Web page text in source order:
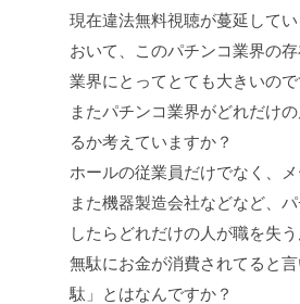
現在違法無料視聴が蔓延して
おいて、このパチンコ業界の
業界にとってとても大きいので
またパチンコ業界がどれだけ
るか考えていますか？
ホールの従業員だけでなく、メ
また機器製造会社などなど、
したらどれだけの人が職を失
無駄にお金が消費されてると
駄」とはなんですか？